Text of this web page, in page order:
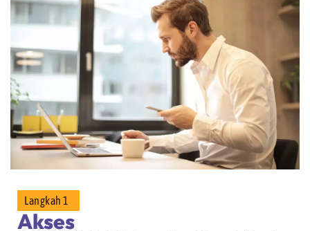
Langkah 1
Akses